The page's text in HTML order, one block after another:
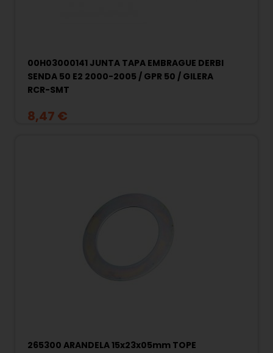
00H03000141 JUNTA TAPA EMBRAGUE DERBI
SENDA 50 E2 2000-2005 / GPR 50 / GILERA
RCR-SMT
8,47 €
265300 ARANDELA 15x23x05mm TOPE